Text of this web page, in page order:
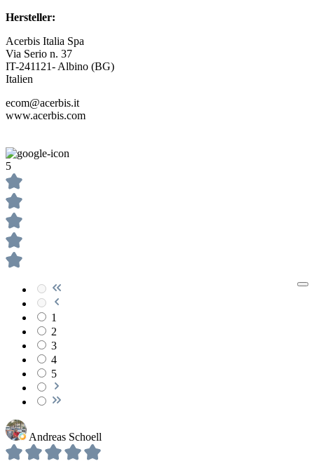
Hersteller:
Acerbis Italia Spa
Via Serio n. 37
IT-241121- Albino (BG)
Italien
ecom@acerbis.it
www.acerbis.com
5
1
2
3
4
5
Andreas Schoell